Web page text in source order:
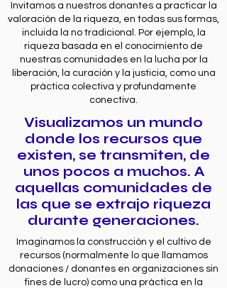
Invitamos a nuestros donantes a practicar la
valoración de la riqueza, en todas sus formas,
incluida la no tradicional. Por ejemplo, la
riqueza basada en el conocimiento de
nuestras comunidades en la lucha por la
liberación, la curación y la justicia, como una
práctica colectiva y profundamente
conectiva.
Visualizamos un mundo
donde los recursos que
existen, se transmiten, de
unos pocos a muchos. A
aquellas comunidades de
las que se extrajo riqueza
durante generaciones.
Imaginamos la construcción y el cultivo de
recursos (normalmente lo que llamamos
donaciones / donantes en organizaciones sin
fines de lucro) como una práctica en la